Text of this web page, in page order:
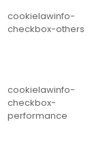
cookielawinfo-
checkbox-others
cookielawinfo-
checkbox-
performance